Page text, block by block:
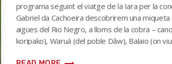
programa seguint el viatge de la Iara per la
Gabriel da Cachoeira descobrirem una
aigües del Rio Negro, a lloms de la cobra –
koripako), Waruá (del poble Dâw), Balaio (on